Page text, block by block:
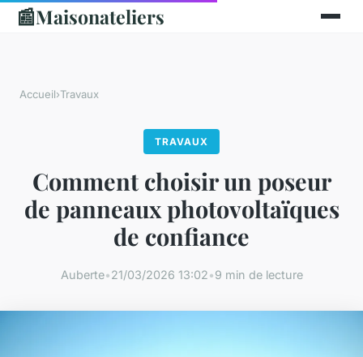
📰Maisonateliers
Accueil›Travaux
TRAVAUX
Comment choisir un poseur
de panneaux photovoltaïques
de confiance
Auberte•21/03/2026 13:02•9 min de lecture